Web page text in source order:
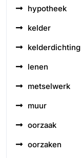
hypotheek
kelder
kelderdichting
lenen
metselwerk
muur
oorzaak
oorzaken